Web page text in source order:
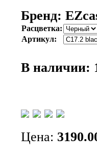
Бренд:
Расцветка:
Артикул:
В наличии:
Цена: